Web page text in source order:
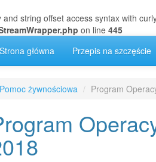
and string offset access syntax with
on line 445
Strona główna Przepis na szczęście
Pomoc żywnościowa Program